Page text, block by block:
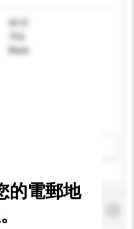
60 日
可以
Black
的電郵地